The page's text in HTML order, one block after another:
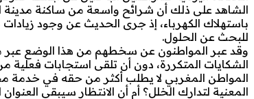
الشاهد على ذلك أن شرائح واسعة من ساكنة مدينة
باستهلاك الكهرباء، إذ جرى الحديث عن وجود
للبحث عن الحلول.
وقد عبر المواطنون عن سخطهم من هذا الوضع عبر
الشكايات المتكررة، دون أن تلقى استجابات فعلية
المواطن المغربي لا يطلب أكثر من حقه في خدمة
المعنية لتدارك الخلل؟ أم أن الانتظار سيبقى